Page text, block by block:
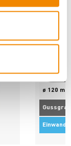
ø 120 mm
Gussgrau
Einwandig